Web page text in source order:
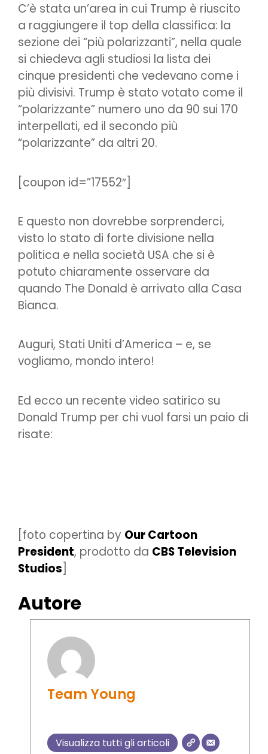
C’è stata un’area in cui Trump è riuscito
a raggiungere il top della classifica: la
sezione dei “più polarizzanti”, nella quale
si chiedeva agli studiosi la lista dei
cinque presidenti che vedevano come i
più divisivi. Trump è stato votato come il
“polarizzante” numero uno da 90 sui 170
interpellati, ed il secondo più
“polarizzante” da altri 20.
[coupon id=”17552″]
E questo non dovrebbe sorprenderci,
visto lo stato di forte divisione nella
politica e nella società USA che si è
potuto chiaramente osservare da
quando The Donald è arrivato alla Casa
Bianca.
Auguri, Stati Uniti d’America – e, se
vogliamo, mondo intero!
Ed ecco un recente video satirico su
Donald Trump per chi vuol farsi un paio di
risate:
[foto copertina by Our Cartoon
President, prodotto da CBS Television
Studios]
Autore
Team Young
Visualizza tutti gli articoli